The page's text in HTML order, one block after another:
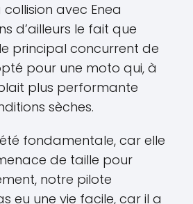
avec Enea
d’ailleurs le fait que
principal concurrent de
pour une moto qui, à
plus performante
sèches.
fondamentale, car elle
de taille pour
notre pilote
eu une vie facile, car il a